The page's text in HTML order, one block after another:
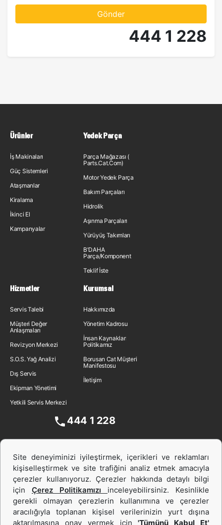
Gönder
444 1 228
Ürünler
İş Makinaları
Güç Sistemleri
Ataşmanlar
Kiralama
İkinci El
Kampanyalar
Yedek Parça
Parça Mağazası (
Parts.Cat.Com)
Motor Yedek Parça
Bakım Parçaları
Hidrolik
Aşınma Parçaları
Yürüyüş Takımları
B'DAHA
Parça/Komponent
Teklif İste
Hizmetler
Servis Talebi
Müşteri Değer
Anlaşmaları
Revizyon Merkezi
S.O.S. Yağ Analizi
Dış Servis
Ekipman Yönetimi
Yetkili Servis Merkezi
Kurumsal
Hakkımızda
Yönetim Kadrosu
İnsan Kaynakları
Politikamız
Borusan Cat Müşteri
Manifestosu
İletişim
444 1 228
Site deneyiminizi iyileştirmek, içerikleri ve reklamları
kişiselleştirmek ve site trafiğini analiz etmek amacıyla
çerezler kullanıyoruz. Çerezler hakkında detaylı bilgi
için Çerez Politikamızı inceleyebilirsiniz. Kesinlikle
gerekli olmayan çerezlerin kullanımına ve çerezler
aracılığıyla toplanan kişisel verilerinizin yurt dışına
aktarılmasına onay vermek için'Tümünü Kabul Et'